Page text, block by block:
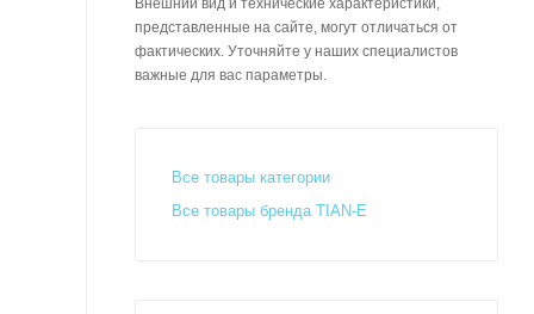
представленные на сайте, могут отличаться от
фактических. Уточняйте у наших специалистов
важные для вас параметры.
Все товары категории
Все товары бренда TIAN-E